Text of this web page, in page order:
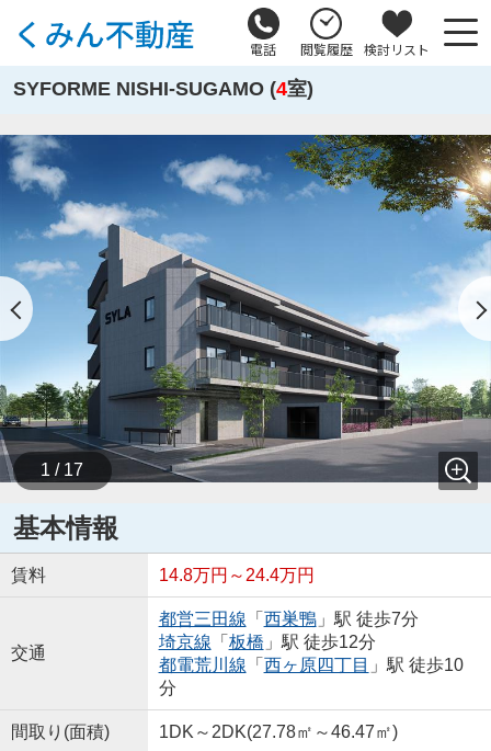
電話 閲覧履歴 検討リスト
SYFORME NISHI-SUGAMO (4室)
1 / 17
基本情報
賃料 14.8万円～24.4万円
交通
都営三田線 「 西巣鴨」駅 徒歩7分
埼京線 「 板橋 」駅 徒歩12分
都電荒川線 「 西ヶ原四丁目 」駅 徒歩10
分
間取り(面積) 1DK～2DK(27.78㎡～46.47㎡)